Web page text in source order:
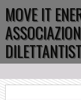
MOVE IT